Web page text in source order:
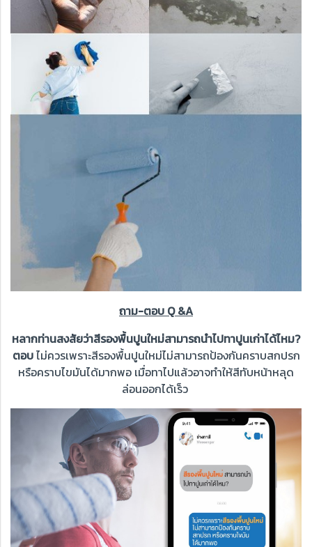
ถาม-ตอบ Q &A
หลากท่านสงสัยว่าสีรองพื้นปูนใหม่สามารถนำไปทาปูนเก่าได้ไหม?
ตอบไม่ควรเพราะสีรองพื้นปูนใหม่ไม่สามารถป้องกันคราบสกปรก
หรือคราบไขมันได้มากพอ เมื่อทาไปแล้วอาจทำให้สีทับหน้าหลุด
ล่อนออกได้เร็ว